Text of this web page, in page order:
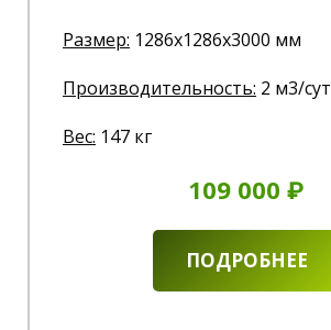
Размер: 1286x1286x3000 мм
Производительность: 2 м3/сут
Вес: 147 кг
109 000 ₽
ПОДРОБНЕЕ